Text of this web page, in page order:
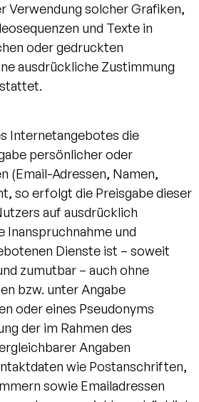
Verwendung solcher Grafiken,
und Texte in
oder gedruckten
ausdrückliche Zustimmung
Internetangebotes die
persönlicher oder
(Email-Adressen, Namen,
so erfolgt die Preisgabe dieser
auf ausdrücklich
Inanspruchnahme und
Dienste ist – soweit
zumutbar – auch ohne
bzw. unter Angabe
oder eines Pseudonyms
der im Rahmen des
Angaben
wie Postanschriften,
sowie Emailadressen